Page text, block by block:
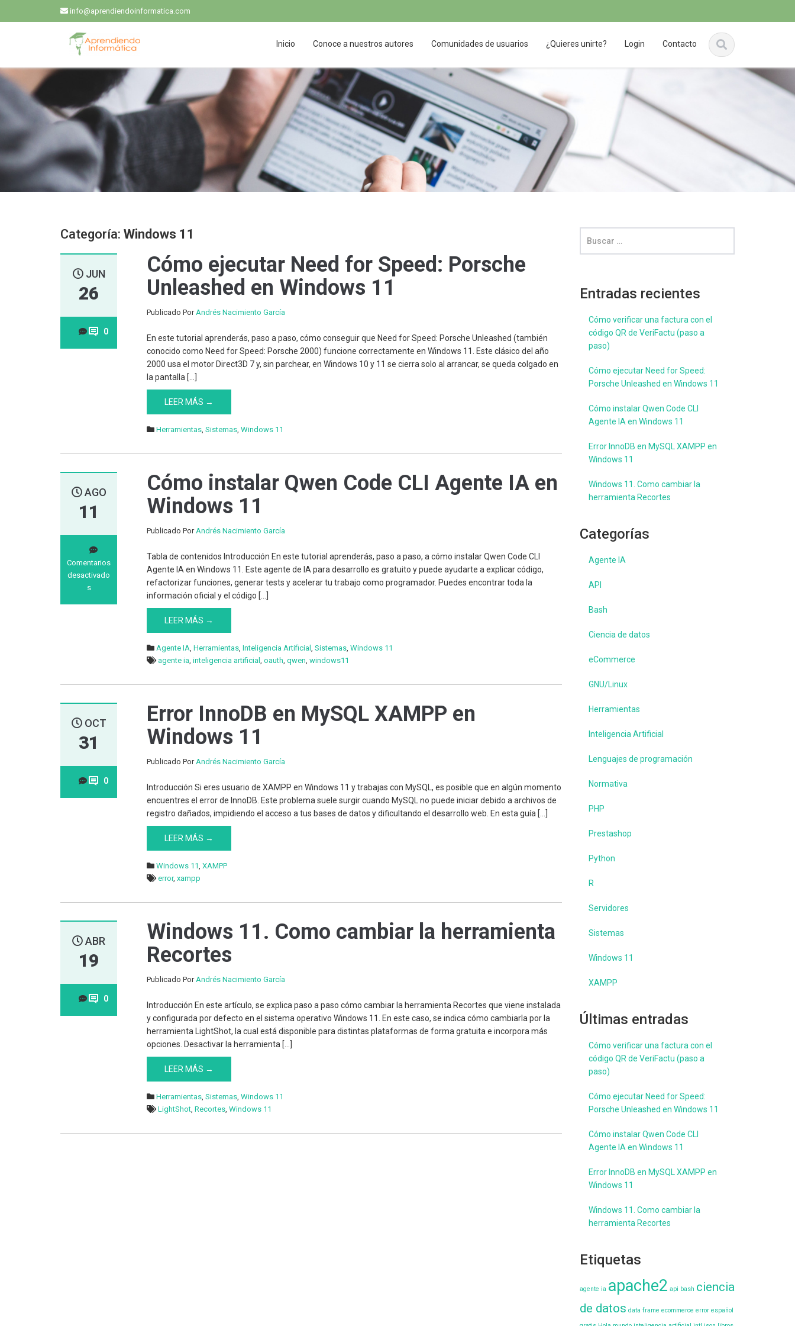
info@aprendiendoinformatica.com
Inicio Conoce a nuestros autores Comunidades de usuarios ¿Quieres unirte? Login Contacto
Categoría: Windows 11
JUN
26
0
Cómo ejecutar Need for Speed: Porsche
Unleashed en Windows 11
Publicado PorAndrés Nacimiento García
En este tutorial aprenderás, paso a paso, cómo conseguir que Need for Speed: Porsche Unleashed (también
conocido como Need for Speed: Porsche 2000) funcione correctamente en Windows 11. Este clásico del año
2000 usa el motor Direct3D 7 y, sin parchear, en Windows 10 y 11 se cierra solo al arrancar, se queda colgado en
la pantalla […]
LEER MÁS →
Herramientas,Sistemas,Windows 11
AGO
11
Comentarios
desactivado
s
IA
11
Cómo instalar Qwen Code CLI Agente IA en
Windows 11
Publicado PorAndrés Nacimiento García
Tabla de contenidos Introducción En este tutorial aprenderás, paso a paso, a cómo instalar Qwen Code CLI
Agente IA en Windows 11. Este agente de IA para desarrollo es gratuito y puede ayudarte a explicar código,
refactorizar funciones, generar tests y acelerar tu trabajo como programador. Puedes encontrar toda la
información oficial y el código […]
LEER MÁS →
Agente IA,Herramientas,Inteligencia Artificial,Sistemas,Windows 11
agente ia,inteligencia artificial,oauth,qwen,windows11
OCT
31
0
Error InnoDB en MySQL XAMPP en
Windows 11
Publicado PorAndrés Nacimiento García
Introducción Si eres usuario de XAMPP en Windows 11 y trabajas con MySQL, es posible que en algún momento
encuentres el error de InnoDB. Este problema suele surgir cuando MySQL no puede iniciar debido a archivos de
registro dañados, impidiendo el acceso a tus bases de datos y dificultando el desarrollo web. En esta guía […]
LEER MÁS →
Windows 11,XAMPP
error,xampp
ABR
19
0
Windows 11. Como cambiar la herramienta
Recortes
Publicado PorAndrés Nacimiento García
Introducción En este artículo, se explica paso a paso cómo cambiar la herramienta Recortes que viene instalada
y configurada por defecto en el sistema operativo Windows 11. En este caso, se indica cómo cambiarla por la
herramienta LightShot, la cual está disponible para distintas plataformas de forma gratuita e incorpora más
opciones. Desactivar la herramienta […]
LEER MÁS →
Herramientas,Sistemas,Windows 11
LightShot,Recortes,Windows 11
Entradas recientes
Cómo verificar una factura con el
código QR de VeriFactu (paso a
paso)
Cómo ejecutar Need for Speed:
Porsche Unleashed en Windows 11
Cómo instalar Qwen Code CLI
Agente IA en Windows 11
Error InnoDB en MySQL XAMPP en
Windows 11
Windows 11. Como cambiar la
herramienta Recortes
Categorías
Agente IA
API
Bash
Ciencia de datos
eCommerce
GNU/Linux
Herramientas
Inteligencia Artificial
Lenguajes de programación
Normativa
PHP
Prestashop
Python
R
Servidores
Sistemas
Windows 11
XAMPP
Últimas entradas
Cómo verificar una factura con el
código QR de VeriFactu (paso a
paso)
Cómo ejecutar Need for Speed:
Porsche Unleashed en Windows 11
Cómo instalar Qwen Code CLI
Agente IA en Windows 11
Error InnoDB en MySQL XAMPP en
Windows 11
Windows 11. Como cambiar la
herramienta Recortes
Etiquetas
agente ia apache2 api bash ciencia
de datos data frame ecommerce error español